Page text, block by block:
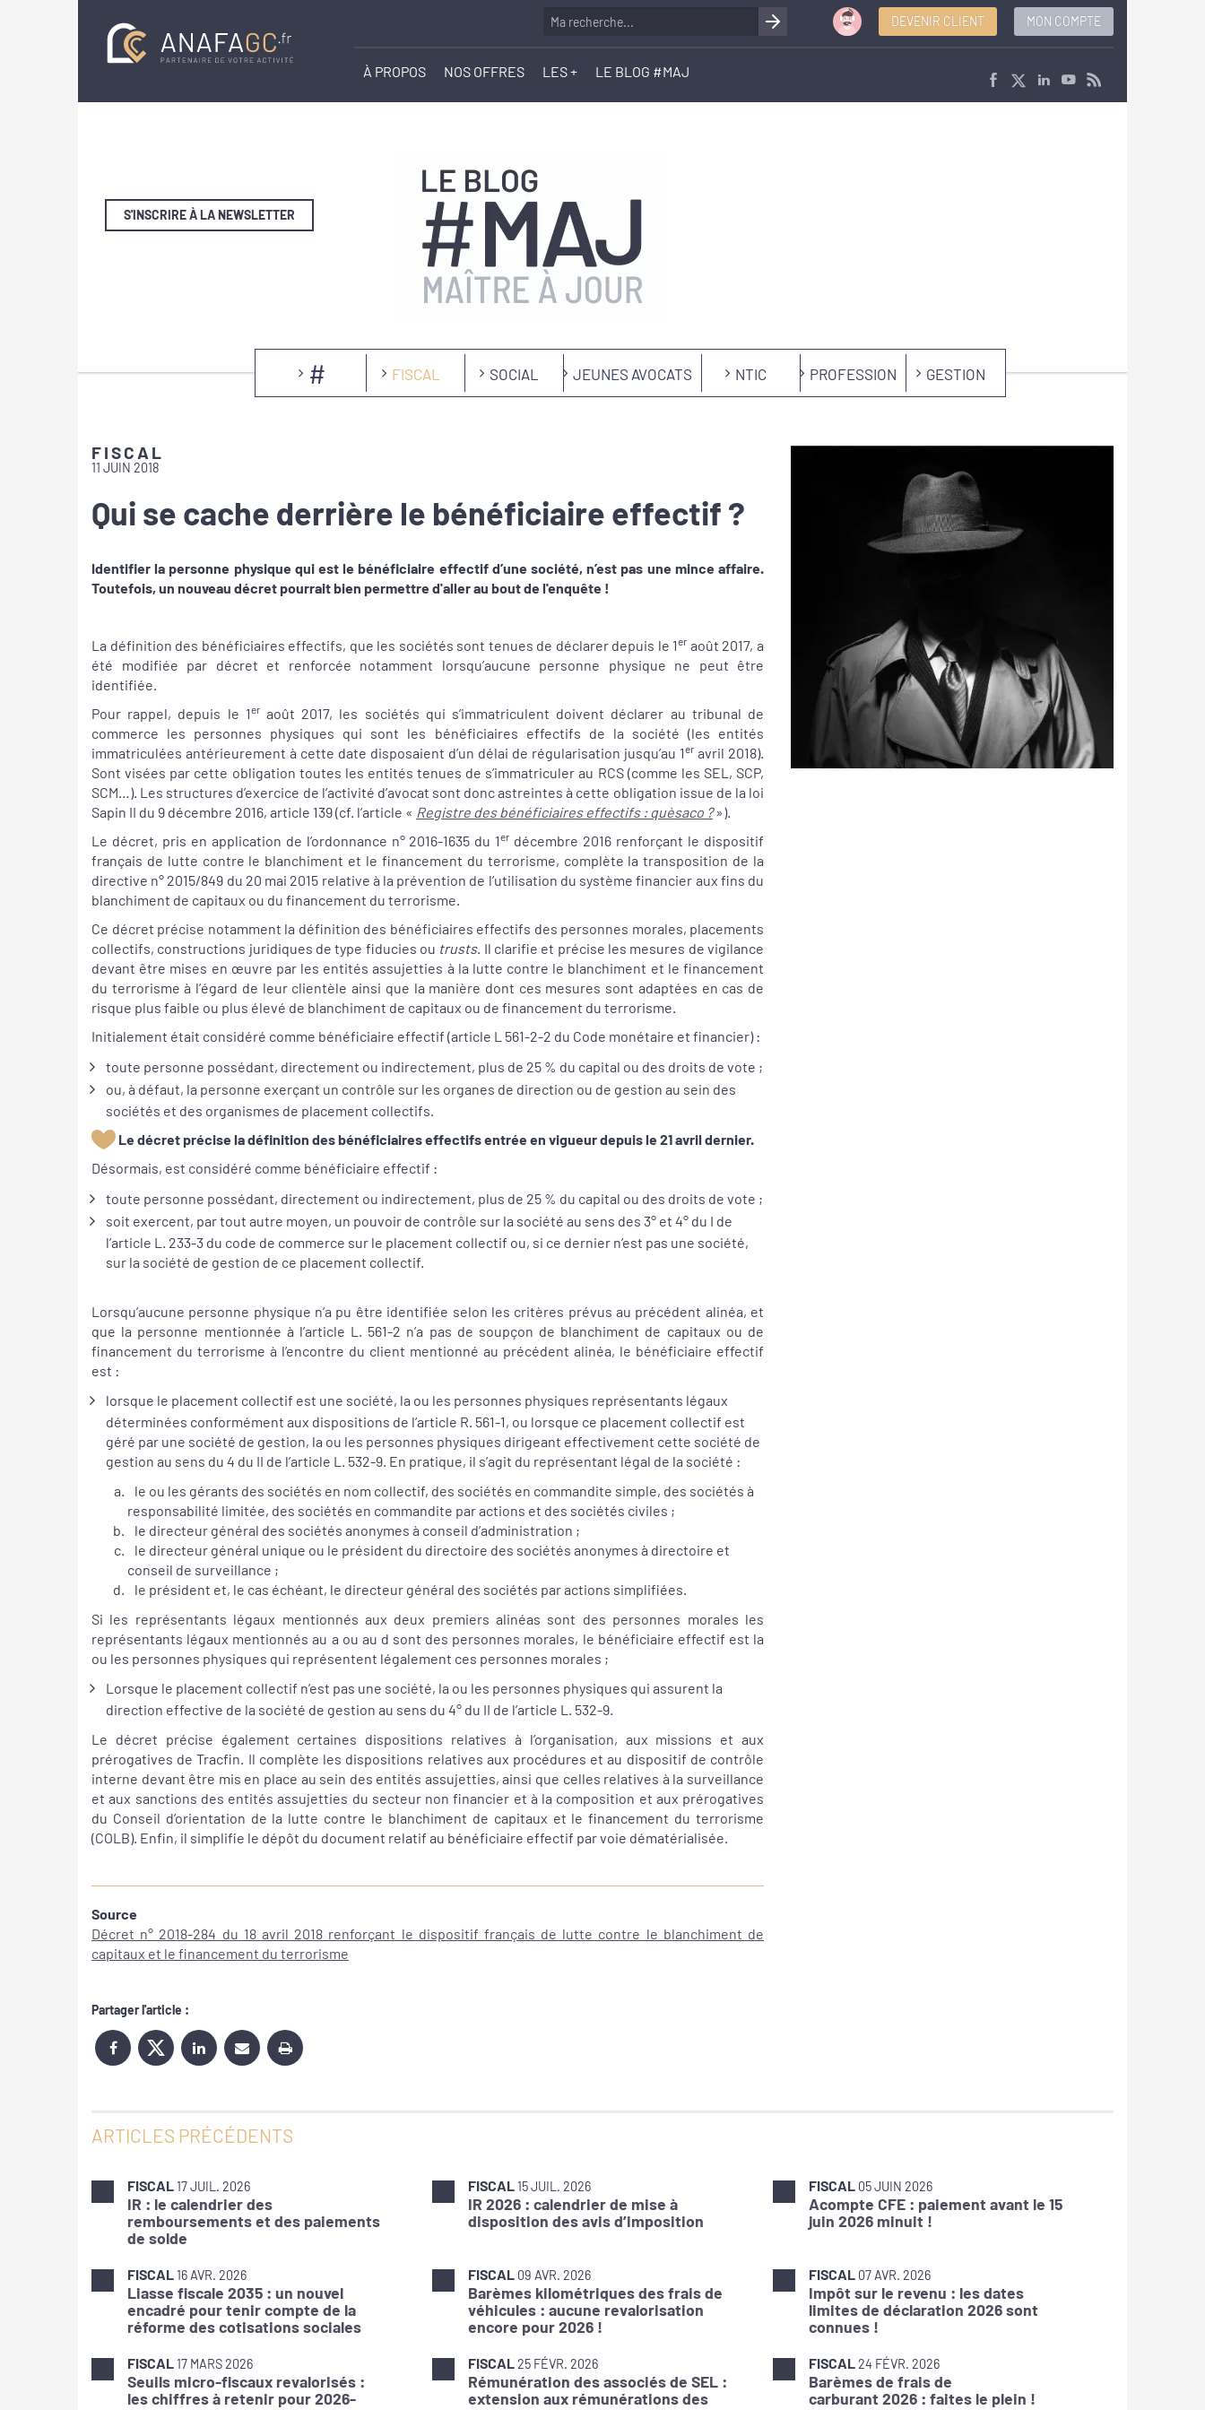
DEVENIR CLIENT MON COMPTE
À PROPOS NOS OFFRES LES + LE BLOG #MAJ
S'INSCRIRE À LA NEWSLETTER
# FISCAL SOCIAL JEUNES AVOCATS NTIC PROFESSION GESTION
FISCAL
11 JUIN 2018
Qui se cache derrière le bénéficiaire effectif ?
Identifier la personne physique qui est le bénéficiaire effectif d’une société, n’est pas une mince affaire.
Toutefois, un nouveau décret pourrait bien permettre d'aller au bout de l'enquête !
La définition des bénéficiaires effectifs, que les sociétés sont tenues de déclarer depuis le 1er août 2017, a
été modifiée par décret et renforcée notamment lorsqu’aucune personne physique ne peut être
identifiée.
Pour rappel, depuis le 1eraoût 2017, les sociétés qui s’immatriculent doivent déclarer au tribunal de
commerce les personnes physiques qui sont les bénéficiaires effectifs de la société (les entités
immatriculées antérieurement à cette date disposaient d’un délai de régularisation jusqu’au 1er avril 2018).
Sont visées par cette obligation toutes les entités tenues de s’immatriculer au RCS (comme les SEL, SCP,
SCM…). Les structures d’exercice de l’activité d’avocat sont donc astreintes à cette obligation issue de la loi
Sapin II du 9 décembre 2016, article 139 (cf. l’article « Registre des bénéficiaires effectifs : quèsaco ?»).
Le décret, pris en application de l’ordonnance n° 2016-1635 du 1er décembre 2016 renforçant le dispositif
français de lutte contre le blanchiment et le financement du terrorisme, complète la transposition de la
directive n° 2015/849 du 20 mai 2015 relative à la prévention de l’utilisation du système financier aux fins du
blanchiment de capitaux ou du financement du terrorisme.
Ce décret précise notamment la définition des bénéficiaires effectifs des personnes morales, placements
collectifs, constructions juridiques de type fiducies ou trusts. Il clarifie et précise les mesures de vigilance
devant être mises en œuvre par les entités assujetties à la lutte contre le blanchiment et le financement
du terrorisme à l’égard de leur clientèle ainsi que la manière dont ces mesures sont adaptées en cas de
risque plus faible ou plus élevé de blanchiment de capitaux ou de financement du terrorisme.
Initialement était considéré comme bénéficiaire effectif (article L 561-2-2 du Code monétaire et financier) :
toute personne possédant, directement ou indirectement, plus de 25 % du capital ou des droits de vote ;
ou, à défaut, la personne exerçant un contrôle sur les organes de direction ou de gestion au sein des
sociétés et des organismes de placement collectifs.
Le décret précise la définition des bénéficiaires effectifs entrée en vigueur depuis le 21 avril dernier.
Désormais, est considéré comme bénéficiaire effectif :
toute personne possédant, directement ou indirectement, plus de 25 % du capital ou des droits de vote ;
soit exercent, par tout autre moyen, un pouvoir de contrôle sur la société au sens des 3° et 4° du I de
l’article L. 233-3 du code de commerce sur le placement collectif ou, si ce dernier n’est pas une société,
sur la société de gestion de ce placement collectif.
Lorsqu’aucune personne physique n’a pu être identifiée selon les critères prévus au précédent alinéa, et
que la personne mentionnée à l’article L. 561-2 n’a pas de soupçon de blanchiment de capitaux ou de
financement du terrorisme à l’encontre du client mentionné au précédent alinéa, le bénéficiaire effectif
est :
lorsque le placement collectif est une société, la ou les personnes physiques représentants légaux
déterminées conformément aux dispositions de l’article R. 561-1, ou lorsque ce placement collectif est
géré par une société de gestion, la ou les personnes physiques dirigeant effectivement cette société de
gestion au sens du 4 du II de l’article L. 532-9. En pratique, il s’agit du représentant légal de la société :
le ou les gérants des sociétés en nom collectif, des sociétés en commandite simple, des sociétés à
responsabilité limitée, des sociétés en commandite par actions et des sociétés civiles ;
le directeur général des sociétés anonymes à conseil d’administration ;
le directeur général unique ou le président du directoire des sociétés anonymes à directoire et
conseil de surveillance ;
le président et, le cas échéant, le directeur général des sociétés par actions simplifiées.
Si les représentants légaux mentionnés aux deux premiers alinéas sont des personnes morales les
représentants légaux mentionnés au a ou au d sont des personnes morales, le bénéficiaire effectif est la
ou les personnes physiques qui représentent légalement ces personnes morales ;
Lorsque le placement collectif n’est pas une société, la ou les personnes physiques qui assurent la
direction effective de la société de gestion au sens du 4° du II de l’article L. 532-9.
Le décret précise également certaines dispositions relatives à l’organisation, aux missions et aux
prérogatives de Tracfin. Il complète les dispositions relatives aux procédures et au dispositif de contrôle
interne devant être mis en place au sein des entités assujetties, ainsi que celles relatives à la surveillance
et aux sanctions des entités assujetties du secteur non financier et à la composition et aux prérogatives
du Conseil d’orientation de la lutte contre le blanchiment de capitaux et le financement du terrorisme
(COLB). Enfin, il simplifie le dépôt du document relatif au bénéficiaire effectif par voie dématérialisée.
Source
Décret n° 2018-284 du 18 avril 2018 renforçant le dispositif français de lutte contre le blanchiment de
capitaux et le financement du terrorisme
Partager l'article :
ARTICLES PRÉCÉDENTS
FISCAL17 JUIL. 2026
IR : le calendrier des
remboursements et des paiements
de solde
FISCAL15 JUIL. 2026
IR 2026 : calendrier de mise à
disposition des avis d’imposition
FISCAL 05 JUIN 2026
Acompte CFE : paiement avant le 15
juin 2026 minuit !
FISCAL16 AVR. 2026
Liasse fiscale 2035 : un nouvel
encadré pour tenir compte de la
réforme des cotisations sociales
FISCAL 09 AVR. 2026
Barèmes kilométriques des frais de
véhicules : aucune revalorisation
encore pour 2026 !
FISCAL 07 AVR. 2026
Impôt sur le revenu : les dates
limites de déclaration 2026 sont
connues !
FISCAL17 MARS 2026
Seuils micro-fiscaux revalorisés :
les chiffres à retenir pour 2026-
FISCAL25 FÉVR. 2026
Rémunération des associés de SEL :
extension aux rémunérations des
FISCAL24 FÉVR. 2026
Barèmes de frais de
carburant 2026 : faites le plein !